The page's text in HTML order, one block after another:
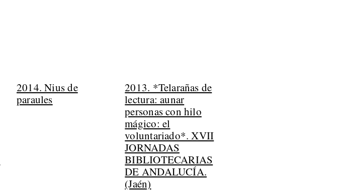
2014. Nius de
paraules
2013. *Telarañas de
lectura: aunar
personas con hilo
mágico: el
voluntariado*. XVII
JORNADAS
BIBLIOTECARIAS
DE ANDALUCÍA.
(Jaén)